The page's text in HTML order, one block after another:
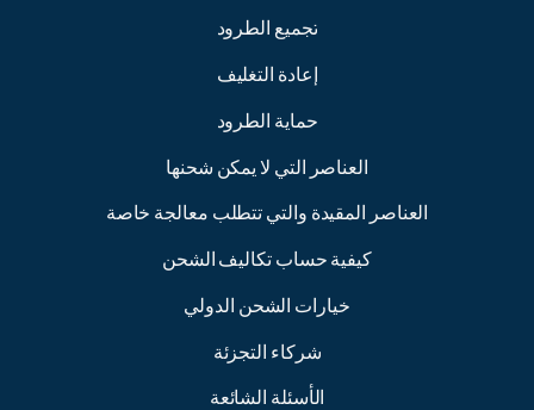
تجميع الطرود
إعادة التغليف
حماية الطرود
العناصر التي لا يمكن شحنها
العناصر المقيدة والتي تتطلب معالجة خاصة
كيفية حساب تكاليف الشحن
خيارات الشحن الدولي
شركاء التجزئة
الأسئلة الشائعة